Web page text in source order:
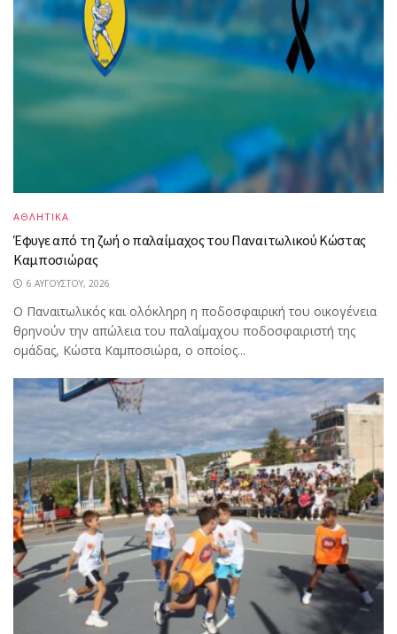
ΑΘΛΗΤΙΚΑ
Έφυγε από τη ζωή ο παλαίμαχος του Παναιτωλικού Κώστας
Καμποσιώρας
6 ΑΥΓΟΎΣΤΟΥ, 2026
Ο Παναιτωλικός και ολόκληρη η ποδοσφαιρική του οικογένεια
θρηνούν την απώλεια του παλαίμαχου ποδοσφαιριστή της
ομάδας, Κώστα Καμποσιώρα, ο οποίος...